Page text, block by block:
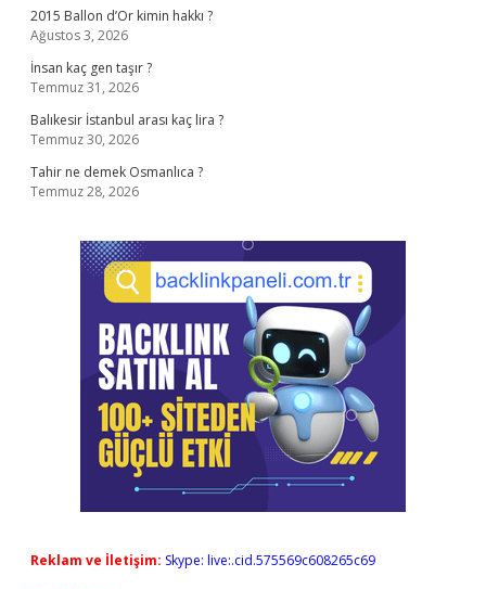
2015 Ballon d’Or kimin hakkı ?
Ağustos 3, 2026
İnsan kaç gen taşır ?
Temmuz 31, 2026
Balıkesir İstanbul arası kaç lira ?
Temmuz 30, 2026
Tahir ne demek Osmanlıca ?
Temmuz 28, 2026
Reklam ve İletişim: Skype: live:.cid.575569c608265c69